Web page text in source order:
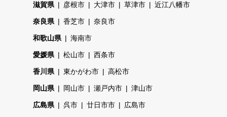
滋賀県 彦根市 大津市 草津市 近江八幡市
奈良県 香芝市 奈良市
和歌山県 海南市
愛媛県 松山市 西条市
香川県 東かがわ市 高松市
岡山県 岡山市 瀬戸内市 津山市
広島県 呉市 廿日市市 広島市